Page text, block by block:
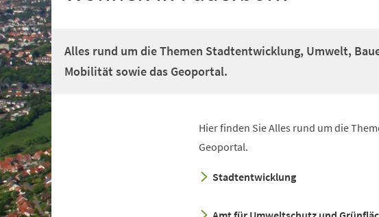
Alles rund um die Themen Stadtentwicklung, Umwelt,
Mobilität sowie das Geoportal.
Hier finden Sie Alles rund um die
Geoportal.
Stadtentwicklung